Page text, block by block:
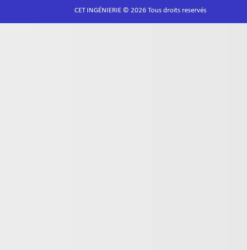
CET INGÉNIERIE © 2026 Tous droits reservés